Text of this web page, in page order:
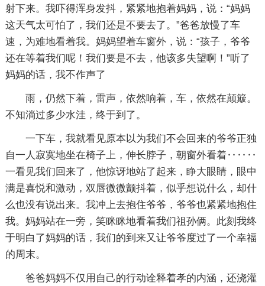
射下来。我吓得浑身发抖，紧紧地抱着妈妈，说：“妈妈
这天气太可怕了，我们还是不要去了。”爸爸放慢了车
速，为难地看着我。妈妈望着车窗外，说：“孩子，爷爷
还在等着我们呢！我们要是不去，他该多失望啊！”听了
妈妈的话，我不作声了
雨，仍然下着，雷声，依然响着，车，依然在颠簸。
不知淌过多少水洼，终于到了。
一下车，我就看见原本以为我们不会回来的爷爷正独
自一人寂寞地坐在椅子上，伸长脖子，朝窗外看着‥‥‥
一看见我们回来了，他惊讶地站了起来，睁大眼睛，眼中
满是喜悦和激动，双唇微微颤抖着，似乎想说什么，却什
么也没有说出来。我冲上去抱住爷爷，爷爷也紧紧地抱住
我。妈妈站在一旁，笑眯眯地看着我们祖孙俩。此刻我终
于明白了妈妈的话，我们的到来又让爷爷度过了一个幸福
的周末。
爸爸妈妈不仅用自己的行动诠释着孝的内涵，还浇灌